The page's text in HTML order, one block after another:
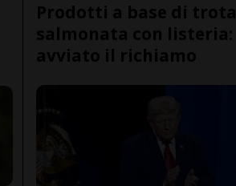
Prodotti a base di trota
salmonata con listeria:
avviato il richiamo